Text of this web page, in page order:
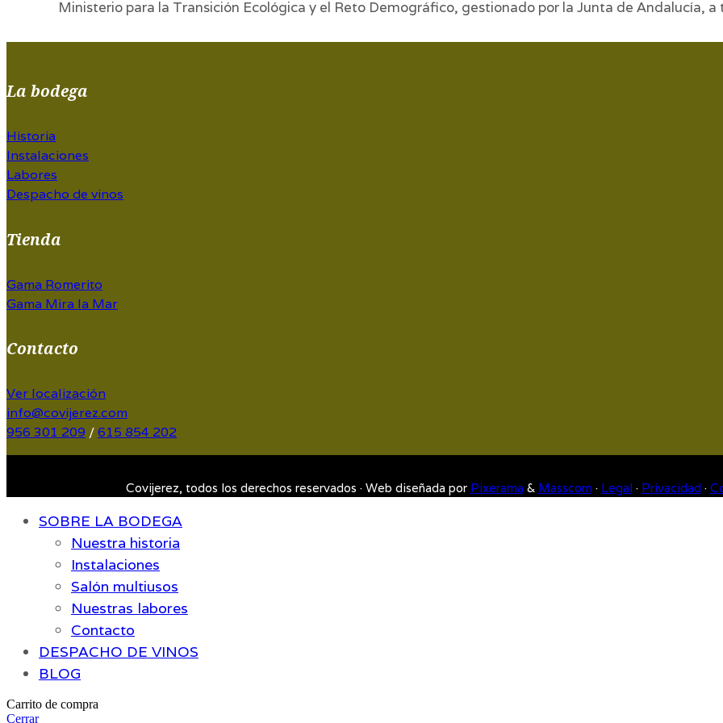
Ministerio para la Transición Ecológica y el Reto Demográfico, gestionado por la Junta de Andalucía,
La bodega
Historia
Instalaciones
Labores
Despacho de vinos
Tienda
Gama Romerito
Gama Mira la Mar
Contacto
Ver localización
info@covijerez.com
956 301 209 /615 854 202
Covijerez, todos los derechos reservados · Web diseñada por Pixerama & Masscom · Legal · Privacidad ·
SOBRE LA BODEGA
Nuestra historia
Instalaciones
Salón multiusos
Nuestras labores
Contacto
DESPACHO DE VINOS
BLOG
Carrito de compra
Cerrar